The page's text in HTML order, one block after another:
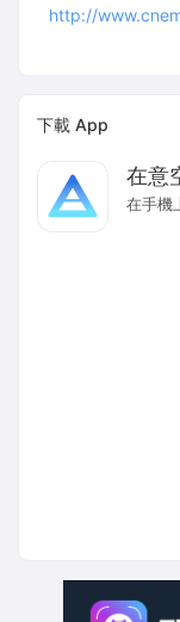
http://
下載 App
在意
在手機